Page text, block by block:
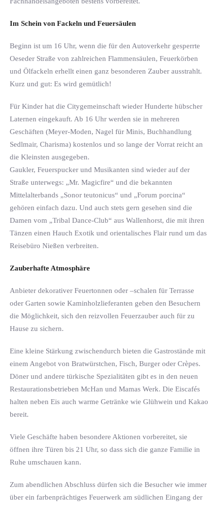
Im Schein von Fackeln und Feuersäulen
Beginn ist um 16 Uhr, wenn die für den Autoverkehr gesperrte
Oeseder Straße von zahlreichen Flammensäulen, Feuerkörben
und Ölfackeln erhellt einen ganz besonderen Zauber ausstrahlt.
Kurz und gut: Es wird gemütlich!
Für Kinder hat die Citygemeinschaft wieder Hunderte hübscher
Laternen eingekauft. Ab 16 Uhr werden sie in mehreren
Geschäften (Meyer-Moden, Nagel für Minis, Buchhandlung
Sedlmair, Charisma) kostenlos und so lange der Vorrat reicht an
die Kleinsten ausgegeben.
Gaukler, Feuerspucker und Musikanten sind wieder auf der
Straße unterwegs: „Mr. Magicfire“ und die bekannten
Mittelalterbands „Sonor teutonicus“ und „Forum porcina“
gehören einfach dazu. Und auch stets gern gesehen sind die
Damen vom „Tribal Dance-Club“ aus Wallenhorst, die mit ihren
Tänzen einen Hauch Exotik und orientalisches Flair rund um das
Reisebüro Nießen verbreiten.
Zauberhafte Atmosphäre
Anbieter dekorativer Feuertonnen oder –schalen für Terrasse
oder Garten sowie Kaminholzlieferanten geben den Besuchern
die Möglichkeit, sich den reizvollen Feuerzauber auch für zu
Hause zu sichern.
Eine kleine Stärkung zwischendurch bieten die Gastrostände mit
einem Angebot von Bratwürstchen, Fisch, Burger oder Crèpes.
Döner und andere türkische Spezialitäten gibt es in den neuen
Restaurationsbetrieben McHan und Mamas Werk. Die Eiscafés
halten neben Eis auch warme Getränke wie Glühwein und Kakao
bereit.
Viele Geschäfte haben besondere Aktionen vorbereitet, sie
öffnen ihre Türen bis 21 Uhr, so dass sich die ganze Familie in
Ruhe umschauen kann.
Zum abendlichen Abschluss dürfen sich die Besucher wie immer
über ein farbenprächtiges Feuerwerk am südlichen Eingang der